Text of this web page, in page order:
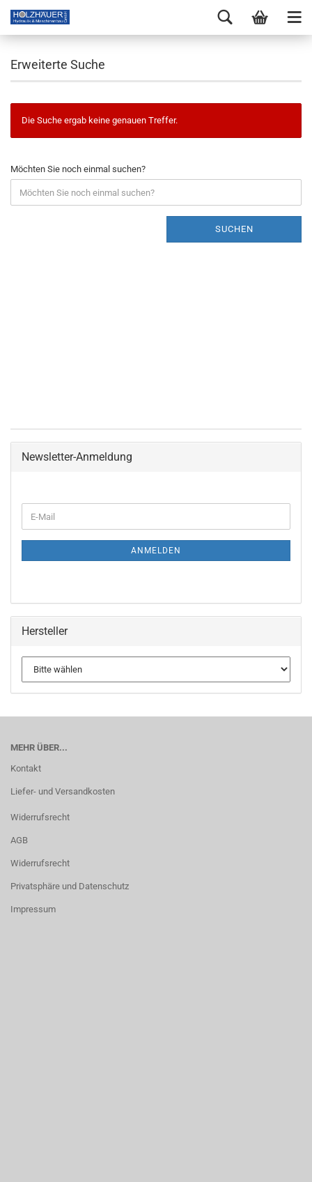
Erweiterte Suche
Die Suche ergab keine genauen Treffer.
Möchten Sie noch einmal suchen?
SUCHEN
Newsletter-Anmeldung
ANMELDEN
Hersteller
MEHR ÜBER...
Kontakt
Liefer- und Versandkosten
Widerrufsrecht
AGB
Widerrufsrecht
Privatsphäre und Datenschutz
Impressum